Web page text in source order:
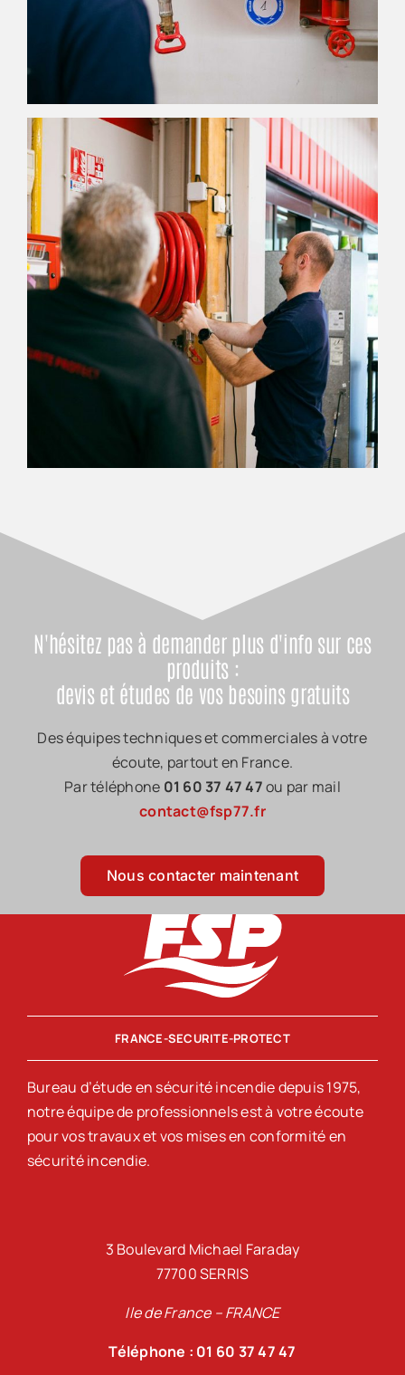
N'hésitez pas à demander plus d'info sur ces
produits :
devis et études de vos besoins gratuits
Des équipes techniques et commerciales à votre
écoute, partout en France.
Par téléphone 01 60 37 47 47ou par mail
contact@fsp77.fr
Nous contacter maintenant
FRANCE-SECURITE-PROTECT
Bureau d’étude en sécurité incendie depuis 1975,
notre équipe de professionnels est à votre écoute
pour vos travaux et vos mises en conformité en
sécurité incendie.
3 Boulevard Michael Faraday
77700 SERRIS
Ile de France – FRANCE
Téléphone : 01 60 37 47 47